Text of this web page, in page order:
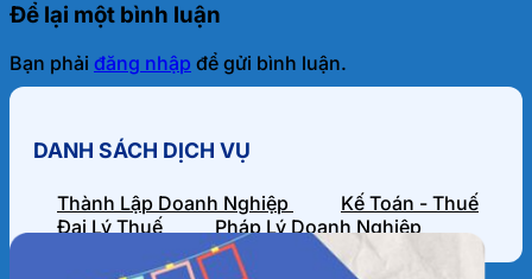
Để lại một bình luận
Bạn phải đăng nhập để gửi bình luận.
DANH SÁCH DỊCH VỤ
Thành Lập Doanh Nghiệp
Kế Toán - Thuế
Đại Lý Thuế
Pháp Lý Doanh Nghiệp
HỒ SƠ NĂNG LỰC